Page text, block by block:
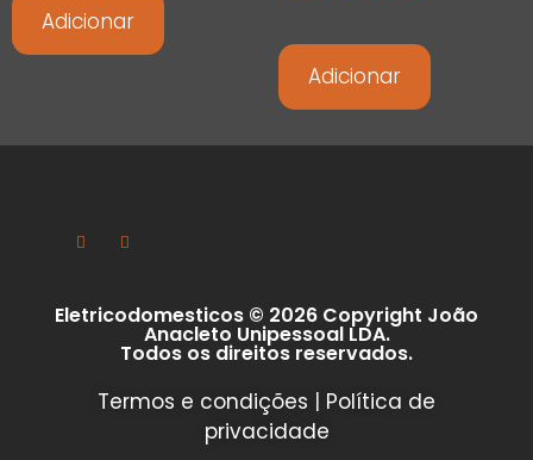
Adicionar
Adicionar
Eletricodomesticos © 2026 Copyright João
Anacleto Unipessoal LDA.
Todos os direitos reservados.
Termos e condições | Política de
privacidade